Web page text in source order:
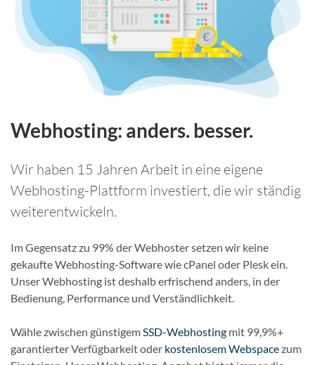
Webhosting: anders. besser.
Wir haben 15 Jahren Arbeit in eine eigene
Webhosting-Plattform investiert, die wir ständig
weiterentwickeln.
Im Gegensatz zu 99% der Webhoster setzen wir keine
gekaufte Webhosting-Software wie cPanel oder Plesk ein.
Unser Webhosting ist deshalb erfrischend anders, in der
Bedienung, Performance und Verständlichkeit.
Wähle zwischen günstigem SSD-Webhosting mit 99,9%+
garantierter Verfügbarkeit oder kostenlosem Webspacezum